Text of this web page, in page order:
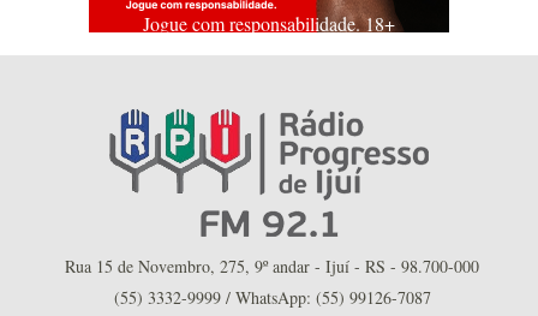
Jogue com responsabilidade. 18+
Rua 15 de Novembro, 275, 9º andar - Ijuí - RS - 98.700-000
(55) 3332-9999 / WhatsApp: (55) 99126-7087